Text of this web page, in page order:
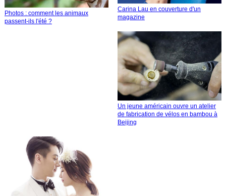
Photos : comment les animaux
passent-ils l'été ?
Carina Lau en couverture d'un
magazine
Un jeune américain ouvre un atelier
de fabrication de vélos en bambou à
Beijing